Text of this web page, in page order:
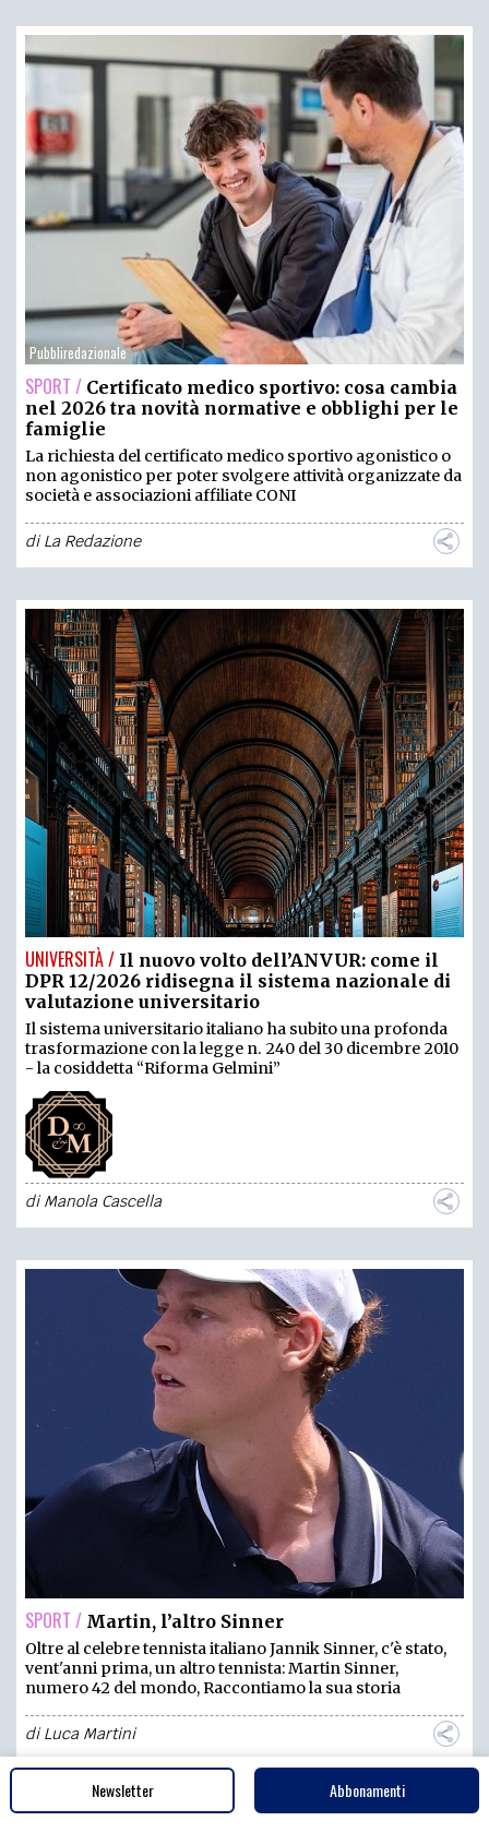
Pubbliredazionale
SPORT / Certificato medico sportivo: cosa cambia
nel 2026 tra novità normative e obblighi per le
famiglie
La richiesta del certificato medico sportivo agonistico o
non agonistico per poter svolgere attività organizzate da
società e associazioni affiliate CONI
diLa Redazione
UNIVERSITÀ / Il nuovo volto dell’ANVUR: come il
DPR 12/2026 ridisegna il sistema nazionale di
valutazione universitario
Il sistema universitario italiano ha subito una profonda
trasformazione con la legge n. 240 del 30 dicembre 2010
- la cosiddetta “Riforma Gelmini”
diManola Cascella
SPORT / Martin, l’altro Sinner
Oltre al celebre tennista italiano Jannik Sinner, c'è stato,
vent'anni prima, un altro tennista: Martin Sinner,
numero 42 del mondo, Raccontiamo la sua storia
diLuca Martini
Newsletter Abbonamenti